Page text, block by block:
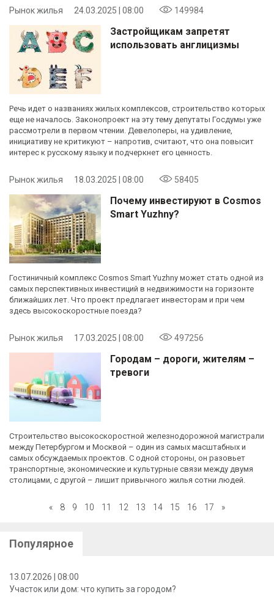
Рынок жилья 24.03.2025 | 08:00 149984
Застройщикам запретят
использовать англицизмы
Речь идет о названиях жилых комплексов, строительство которых
еще не началось. Законопроект на эту тему депутаты Госдумы уже
рассмотрели в первом чтении. Девелоперы, на удивление,
инициативу не критикуют – напротив, считают, что она повысит
интерес к русскому языку и подчеркнет его ценность.
Рынок жилья 18.03.2025 | 08:00 58405
Почему инвестируют в Cosmos
Smart Yuzhny?
Гостиничный комплекс Cosmos Smart Yuzhny может стать одной из
самых перспективных инвестиций в недвижимости на горизонте
ближайших лет. Что проект предлагает инвесторам и при чем
здесь высокоскоростные поезда?
Рынок жилья 17.03.2025 | 08:00 497256
Городам – дороги, жителям –
тревоги
Строительство высокоскоростной железнодорожной магистрали
между Петербургом и Москвой – один из самых масштабных и
самых обсуждаемых проектов. С одной стороны, он разовьет
транспортные, экономические и культурные связи между двумя
столицами, с другой – лишит привычного жилья сотни людей.
« 8 9 10 11 12 13 14 15 16 17 »
Популярное
13.07.2026 | 08:00
Участок или дом: что купить за городом?